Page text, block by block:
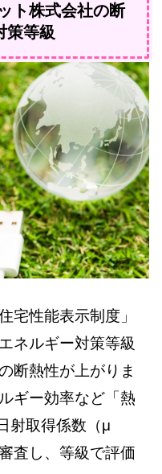
ト株式会社の断
策等級
宅性能表示制度」
ネルギー対策等級
断熱性が上がりま
ギー効率など「熱
射取得係数（μ
査し、等級で評価